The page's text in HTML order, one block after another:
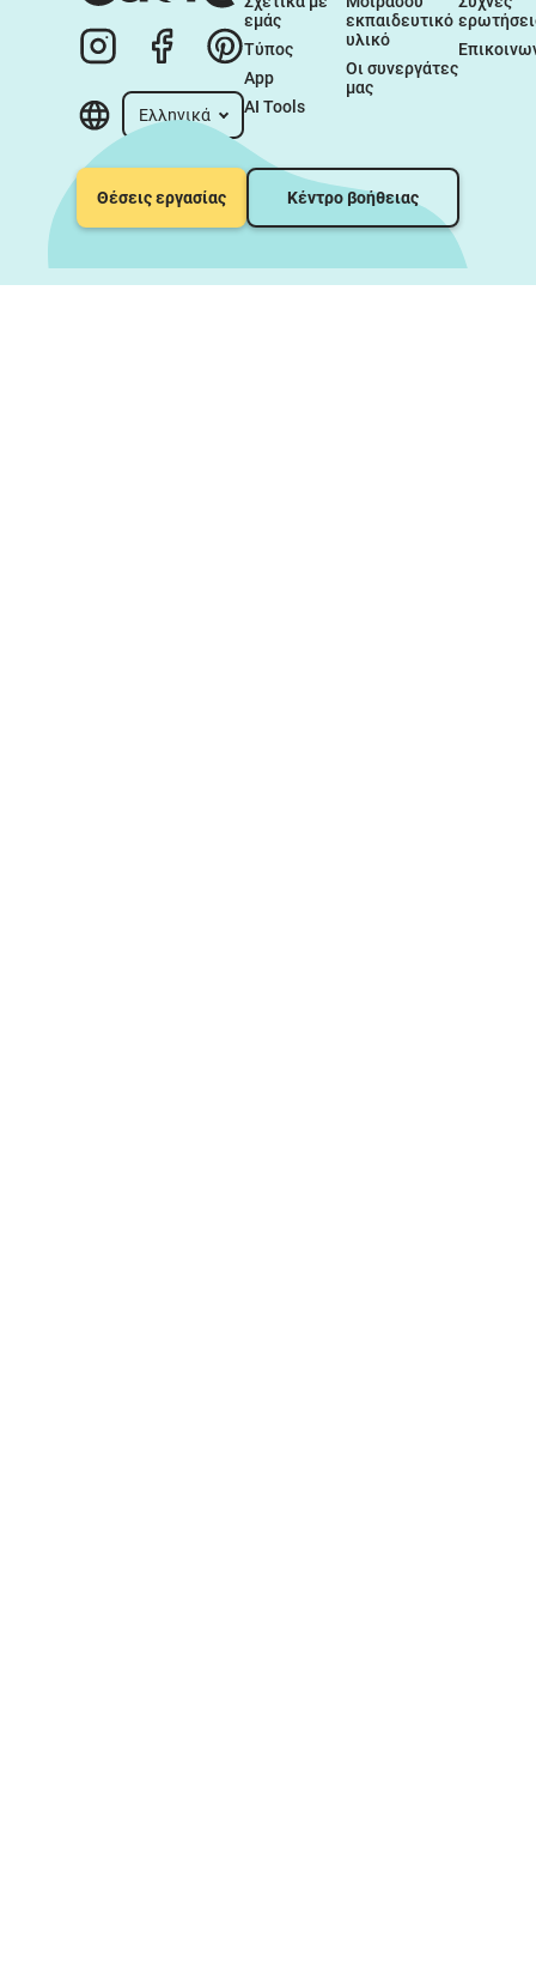
Ελληνικά
εμάς
Τύπος
App
AI Tools
εκπαιδευτικό
υλικό
Οι συνεργάτες
μας
Θέσεις εργασίας Κέντρο βοήθειας